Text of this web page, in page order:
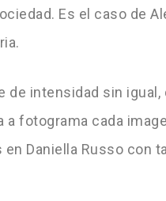
Es el caso de
de intensidad sin
fotograma cada
Daniella Russo con